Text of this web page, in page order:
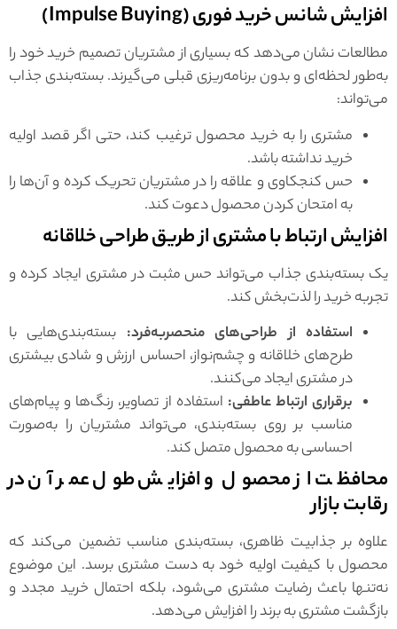
افزایش شانس خرید فوری (Impulse Buying)
مطالعات نشان می‌دهد که بسیاری از مشتریان تصمیم خرید خود را
به‌طور لحظه‌ای و بدون برنامه‌ریزی قبلی می‌گیرند. بسته‌بندی جذاب
می‌تواند:
مشتری را به خرید محصول ترغیب کند، حتی اگر قصد اولیه
خرید نداشته باشد.
حس کنجکاوی و علاقه را در مشتریان تحریک کرده و آن‌ها را
به امتحان کردن محصول دعوت کند.
افزایش ارتباط با مشتری از طریق طراحی خلاقانه
یک بسته‌بندی جذاب می‌تواند حس مثبت در مشتری ایجاد کرده و
تجربه خرید را لذت‌بخش کند.
استفاده از طراحی‌های منحصر‌به‌فرد: بسته‌بندی‌هایی با
طرح‌های خلاقانه و چشم‌نواز، احساس ارزش و شادی بیشتری
در مشتری ایجاد می‌کنند.
برقراری ارتباط عاطفی: استفاده از تصاویر، رنگ‌ها و پیام‌های
مناسب بر روی بسته‌بندی، می‌تواند مشتریان را به‌صورت
احساسی به محصول متصل کند.
محافظت از محصول و افزایش طول عمر آن در
رقابت بازار
علاوه بر جذابیت ظاهری، بسته‌بندی مناسب تضمین می‌کند که
محصول با کیفیت اولیه خود به دست مشتری برسد. این موضوع
نه‌تنها باعث رضایت مشتری می‌شود، بلکه احتمال خرید مجدد و
بازگشت مشتری به برند را افزایش می‌دهد.